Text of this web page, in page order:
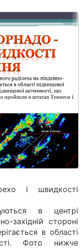
і швидкості
в центрі
західній стороні
в області
Фото нижче